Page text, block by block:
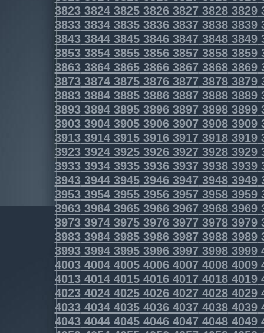
3823382438253826382738283829
3833383438353836383738383839
3843384438453846384738483849
3853385438553856385738583859
3863386438653866386738683869
3873387438753876387738783879
3883388438853886388738883889
3893389438953896389738983899
3903390439053906390739083909
3913391439153916391739183919
3923392439253926392739283929
3933393439353936393739383939
3943394439453946394739483949
3953395439553956395739583959
3963396439653966396739683969
3973397439753976397739783979
3983398439853986398739883989
3993399439953996399739983999
4003400440054006400740084009
4013401440154016401740184019
4023402440254026402740284029
4033403440354036403740384039
4043404440454046404740484049